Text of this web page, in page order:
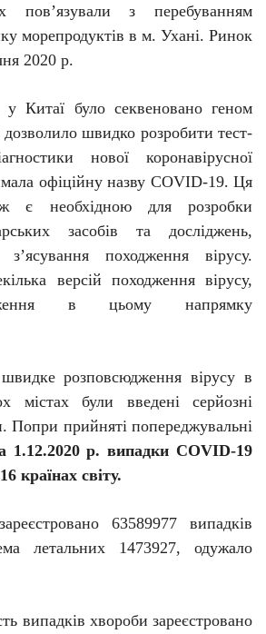
пов’язували з перебуванням
морепродуктів в м. Ухані. Ринок
2020 р.
уКитаї було секвеновано геном
дозволило швидко розробити тест-
нової коронавірусної
офіційну назву COVID-19. Ця
є необхідною для розробки
засобів та досліджень,
походження вірусу.
версій походження вірусу,
в цьому напрямку
розповсюдження вірусу в
містах були введені серйозні
Попри прийняті попереджувальні
1.12.2020 р. випадки COVID-19
країнах світу.
63589977 випадків
летальних 1473927, одужало
випадків хвороби зареєстровано